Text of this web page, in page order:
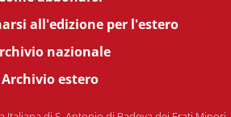
all'edizione per l'estero
nazionale
Archivio estero